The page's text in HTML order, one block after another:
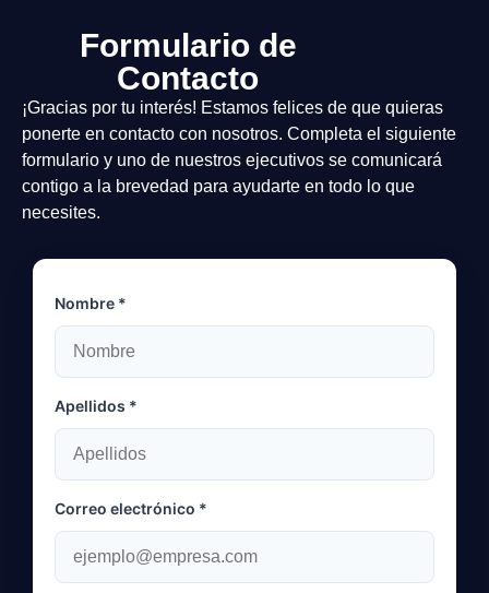
Formulario de
Contacto
¡Gracias por tu interés! Estamos felices de que quieras
ponerte en contacto con nosotros. Completa el siguiente
formulario y uno de nuestros ejecutivos se comunicará
contigo a la brevedad para ayudarte en todo lo que
necesites.
Nombre *
Apellidos *
Correo electrónico *